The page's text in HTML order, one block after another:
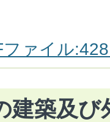
ファイル
建築及び